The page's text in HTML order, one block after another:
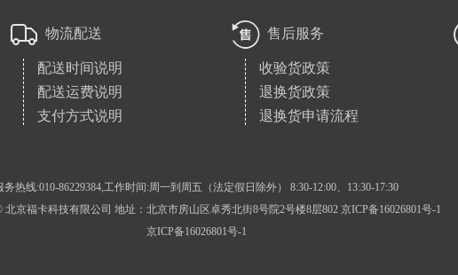
物流配送
配送时间说明
配送运费说明
支付方式说明
售后服务
收验货政策
退换货政策
退换货申请流程
务热线:010-86229384,工作时间:周一到周五（法定假日除外） 8:30-12:00、13:30-17:30
北京福卡科技有限公司 地址：北京市房山区卓秀北街8号院2号楼8层802 京ICP备16026801号-1
京ICP备16026801号-1